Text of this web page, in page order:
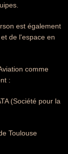
est également
de l'espace en
comme
:
(Société pour la
Toulouse